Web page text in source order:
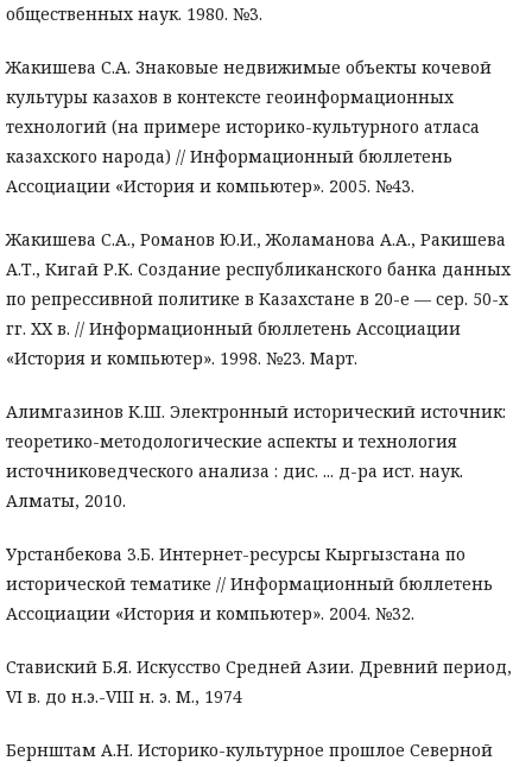
общественных наук. 1980. №3.
Жакишева С.А. Знаковые недвижимые объекты кочевой
культуры казахов в контексте геоинформационных
технологий (на примере историко-культурного атласа
казахского народа) // Информационный бюллетень
Ассоциации «История и компьютер». 2005. №43.
Жакишева С.А., Романов Ю.И., Жоламанова А.А., Ракишева
А.Т., Кигай Р.К. Создание республиканского банка данных
по репрессивной политике в Казахстане в 20-е — сер. 50-х
гг. XX в. // Информационный бюллетень Ассоциации
«История и компьютер». 1998. №23. Март.
Алимгазинов К.Ш. Электронный исторический источник:
теоретико-методологические аспекты и технология
источниковедческого анализа : дис. ... д-ра ист. наук.
Алматы, 2010.
Урстанбекова 3.Б. Интернет-ресурсы Кыргызстана по
исторической тематике // Информационный бюллетень
Ассоциации «История и компьютер». 2004. №32.
Ставиский Б.Я. Искусство Средней Азии. Древний период,
VI в. до н.э.-VIII н. э. М., 1974
Бернштам А.Н. Историко-культурное прошлое Северной